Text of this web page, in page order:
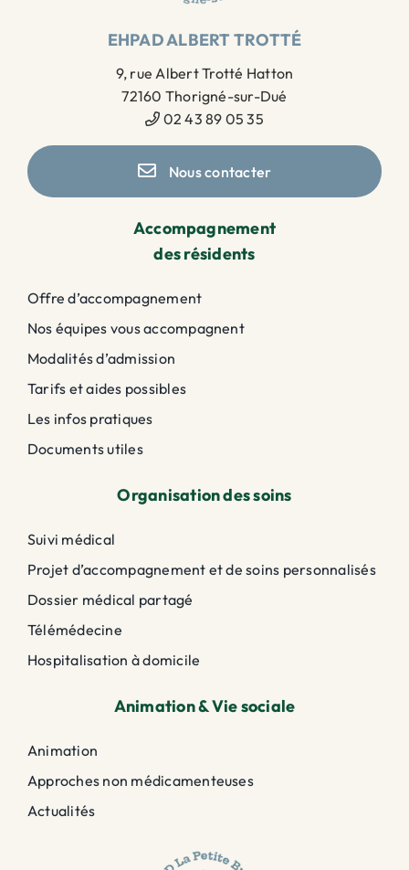
EHPAD ALBERT TROTTÉ
9, rue Albert Trotté Hatton
72160 Thorigné-sur-Dué
02 43 89 05 35
Nous contacter
Accompagnement
des résidents
Offre d’accompagnement
Nos équipes vous accompagnent
Modalités d’admission
Tarifs et aides possibles
Les infos pratiques
Documents utiles
Organisation des soins
Suivi médical
Projet d’accompagnement et de soins personnalisés
Dossier médical partagé
Télémédecine
Hospitalisation à domicile
Animation & Vie sociale
Animation
Approches non médicamenteuses
Actualités